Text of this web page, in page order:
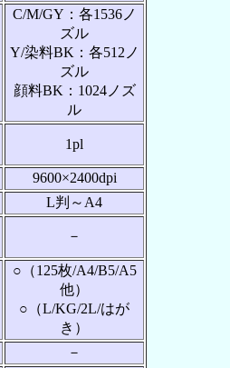
C/M/GY：各1536ノ
ズル
Y/染料BK：各512ノ
ズル
顔料BK：1024ノズ
ル
1pl
9600×2400dpi
L判～A4
－
○（125枚/A4/B5/A5
他）
○（L/KG/2L/はが
き）
－